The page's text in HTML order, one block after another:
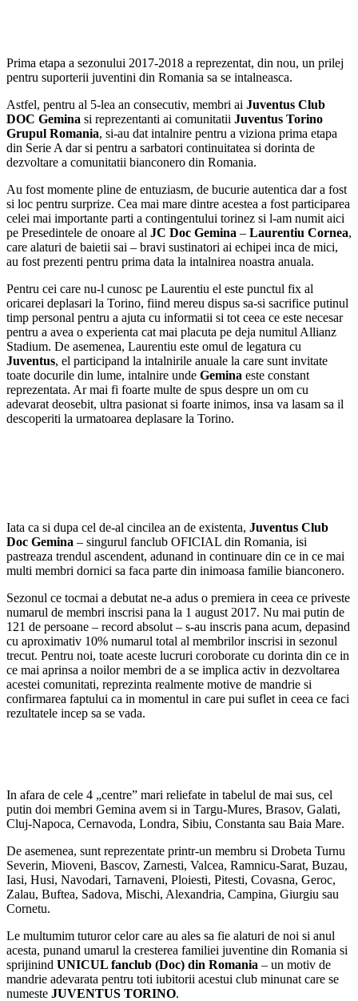
Prima etapa a sezonului 2017-2018 a reprezentat, din nou, un prilej
pentru suporterii juventini din Romania sa se intalneasca.
Astfel, pentru al 5-lea an consecutiv, membri ai Juventus Club
DOC Gemina si reprezentanti ai comunitatii Juventus Torino
Grupul Romania, si-au dat intalnire pentru a viziona prima etapa
din Serie A dar si pentru a sarbatori continuitatea si dorinta de
dezvoltare a comunitatii bianconero din Romania.
Au fost momente pline de entuziasm, de bucurie autentica dar a fost
si loc pentru surprize. Cea mai mare dintre acestea a fost participarea
celei mai importante parti a contingentului torinez si l-am numit aici
pe Presedintele de onoare al JC Doc Gemina – Laurentiu Cornea,
care alaturi de baietii sai – bravi sustinatori ai echipei inca de mici,
au fost prezenti pentru prima data la intalnirea noastra anuala.
Pentru cei care nu-l cunosc pe Laurentiu el este punctul fix al
oricarei deplasari la Torino, fiind mereu dispus sa-si sacrifice putinul
timp personal pentru a ajuta cu informatii si tot ceea ce este necesar
pentru a avea o experienta cat mai placuta pe deja numitul Allianz
Stadium. De asemenea, Laurentiu este omul de legatura cu
Juventus, el participand la intalnirile anuale la care sunt invitate
toate docurile din lume, intalnire unde Gemina este constant
reprezentata. Ar mai fi foarte multe de spus despre un om cu
adevarat deosebit, ultra pasionat si foarte inimos, insa va lasam sa il
descoperiti la urmatoarea deplasare la Torino.
Iata ca si dupa cel de-al cincilea an de existenta, Juventus Club
Doc Gemina – singurul fanclub OFICIAL din Romania, isi
pastreaza trendul ascendent, adunand in continuare din ce in ce mai
multi membri dornici sa faca parte din inimoasa familie bianconero.
Sezonul ce tocmai a debutat ne-a adus o premiera in ceea ce priveste
numarul de membri inscrisi pana la 1 august 2017. Nu mai putin de
121 de persoane – record absolut – s-au inscris pana acum, depasind
cu aproximativ 10% numarul total al membrilor inscrisi in sezonul
trecut. Pentru noi, toate aceste lucruri coroborate cu dorinta din ce in
ce mai aprinsa a noilor membri de a se implica activ in dezvoltarea
acestei comunitati, reprezinta realmente motive de mandrie si
confirmarea faptului ca in momentul in care pui suflet in ceea ce faci
rezultatele incep sa se vada.
In afara de cele 4 „centre” mari reliefate in tabelul de mai sus, cel
putin doi membri Gemina avem si in Targu-Mures, Brasov, Galati,
Cluj-Napoca, Cernavoda, Londra, Sibiu, Constanta sau Baia Mare.
De asemenea, sunt reprezentate printr-un membru si Drobeta Turnu
Severin, Mioveni, Bascov, Zarnesti, Valcea, Ramnicu-Sarat, Buzau,
Iasi, Husi, Navodari, Tarnaveni, Ploiesti, Pitesti, Covasna, Geroc,
Zalau, Buftea, Sadova, Mischi, Alexandria, Campina, Giurgiu sau
Cornetu.
Le multumim tuturor celor care au ales sa fie alaturi de noi si anul
acesta, punand umarul la cresterea familiei juventine din Romania si
sprijinind UNICUL fanclub (Doc) din Romania – un motiv de
mandrie adevarata pentru toti iubitorii acestui club minunat care se
numeste JUVENTUS TORINO.